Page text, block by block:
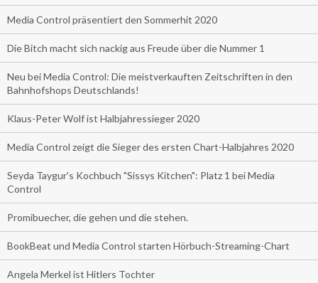
Media Control präsentiert den Sommerhit 2020
Die Bitch macht sich nackig aus Freude über die Nummer 1
Neu bei Media Control: Die meistverkauften Zeitschriften in den
Bahnhofshops Deutschlands!
Klaus-Peter Wolf ist Halbjahressieger 2020
Media Control zeigt die Sieger des ersten Chart-Halbjahres 2020
Seyda Taygur's Kochbuch "Sissys Kitchen": Platz 1 bei Media
Control
Promibuecher, die gehen und die stehen.
BookBeat und Media Control starten Hörbuch-Streaming-Chart
Angela Merkel ist Hitlers Tochter